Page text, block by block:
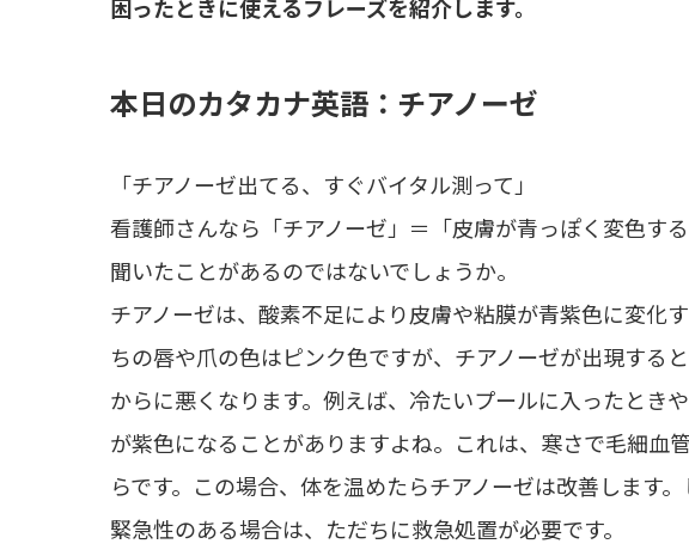
困ったときに使えるフレーズを紹介します。
本日のカタカナ英語：チアノーゼ
「チアノーゼ出てる、すぐバイタル測って」
看護師さんなら「チアノーゼ」＝「皮膚が青っぽく変色す
聞いたことがあるのではないでしょうか。
チアノーゼは、酸素不足により皮膚や粘膜が青紫色に変化
ちの唇や爪の色はピンク色ですが、チアノーゼが出現する
からに悪くなります。例えば、冷たいプールに入ったとき
が紫色になることがありますよね。これは、寒さで毛細血
らです。この場合、体を温めたらチアノーゼは改善します
緊急性のある場合は、ただちに救急処置が必要です。